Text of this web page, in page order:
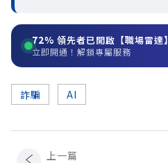
72% 領先者已開啟【職場雷達】
立即開通！解鎖專屬服務
詐騙 AI
上一篇